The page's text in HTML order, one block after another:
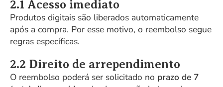
2.1 Acesso imediato
Produtos digitais são liberados automaticamente
após a compra. Por esse motivo, o reembolso segue
regras específicas.
2.2 Direito de arrependimento
O reembolso poderá ser solicitado no prazo de 7